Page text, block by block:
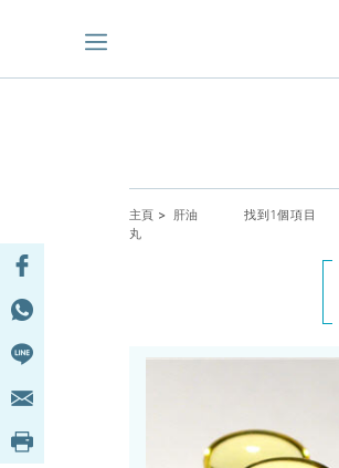
主頁 > 肝油
丸
找到1個項目